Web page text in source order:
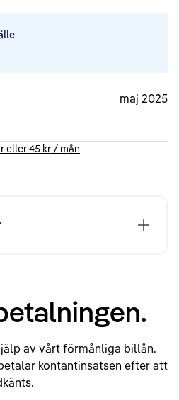
maj 2025
eller45 kr / mån
av vårt förmånliga billån.
kontantinsatsen efter att